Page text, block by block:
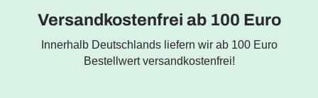
Versandkostenfrei ab 100 Euro
Innerhalb Deutschlands liefern wir ab 100 Euro
Bestellwert versandkostenfrei!